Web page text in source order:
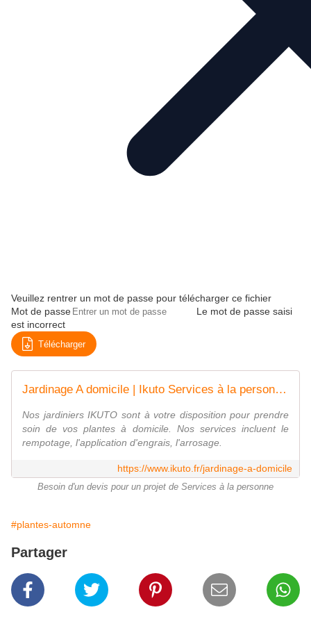
Veuillez rentrer un mot de passe pour télécharger ce fichier
Mot de passe
Le mot de passe saisi
est incorrect
Télécharger
Jardinage A domicile | Ikuto Services à la personne | Paris 75013
Nos jardiniers IKUTO sont à votre disposition pour prendre
soin de vos plantes à domicile. Nos services incluent le
rempotage, l'application d'engrais, l'arrosage.
https://www.ikuto.fr/jardinage-a-domicile
Besoin d'un devis pour un projet de Services à la personne
#plantes-automne
Partager